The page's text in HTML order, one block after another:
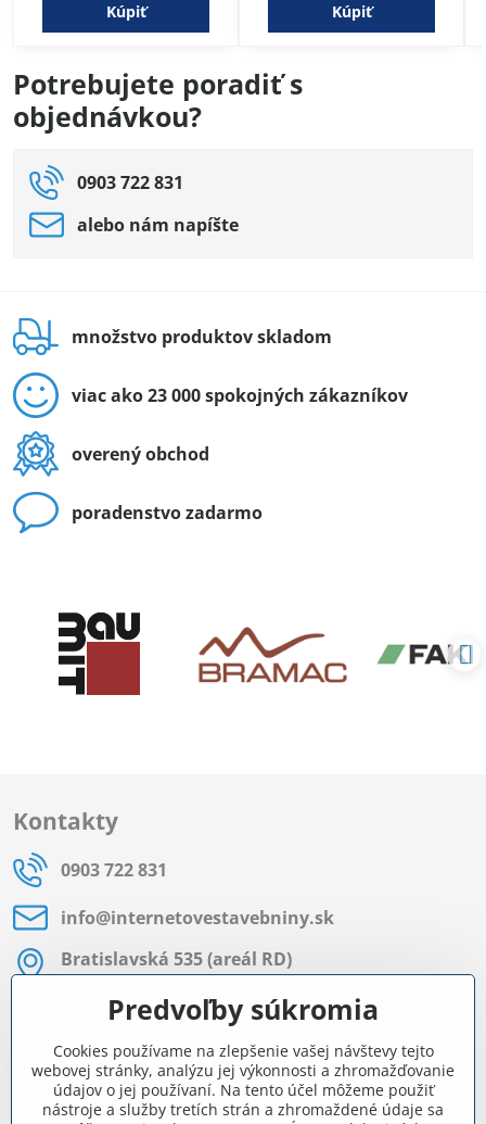
Kúpiť Kúpiť
Potrebujete poradiť s
objednávkou?
0903 722 831
alebo nám napíšte
množstvo produktov skladom
viac ako 23 000 spokojných zákazníkov
overený obchod
poradenstvo zadarmo
Kontakty
0903 722 831
info​@internetovestavebniny​.sk
Bratislavská 535 (areál RD)
Most pri Bratislave
Pon - Pia 8:00 - 11:30 a 12:15 - 15:30
Facebook
Predvoľby súkromia
Cookies používame na zlepšenie vašej návštevy tejto
webovej stránky, analýzu jej výkonnosti a zhromažďovanie
údajov o jej používaní. Na tento účel môžeme použiť
nástroje a služby tretích strán a zhromaždené údaje sa